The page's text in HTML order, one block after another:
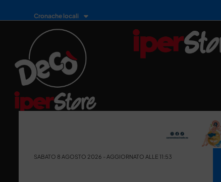
Cronache locali
SABATO 8 AGOSTO 2026 - AGGIORNATO ALLE 11:53